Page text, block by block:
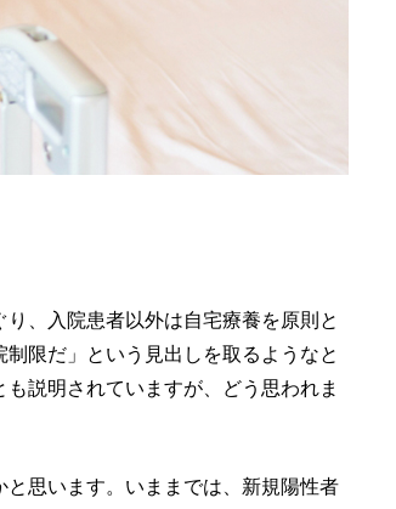
、入院患者以外は自宅療養を原則と
限だ」という見出しを取るようなと
説明されていますが、どう思われま
思います。いままでは、新規陽性者